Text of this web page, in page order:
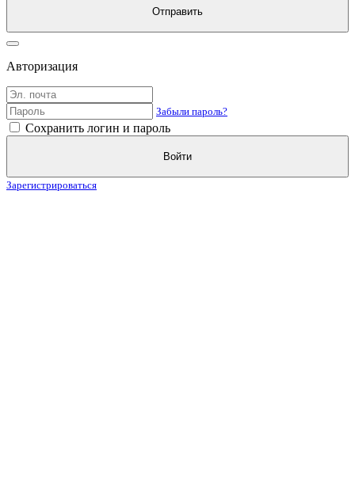
Отправить
Авторизация
Забыли пароль?
Сохранить логин и пароль
Войти
Зарегистрироваться